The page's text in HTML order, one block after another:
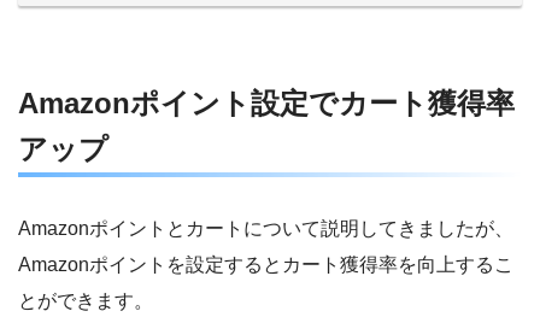
Amazonポイント設定でカート獲得率
アップ
Amazonポイントとカートについて説明してきましたが、
Amazonポイントを設定するとカート獲得率を向上するこ
とができます。